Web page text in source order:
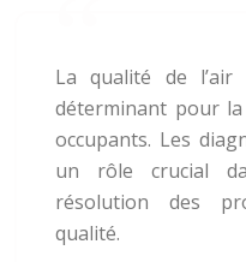
La qualité de
déterminant pour
occupants. Les
un rôle crucial
résolution des
qualité.